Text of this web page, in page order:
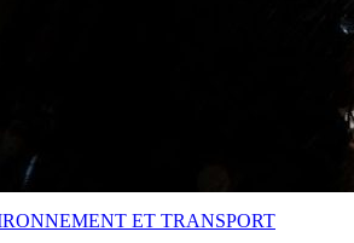
ET TRANSPORT